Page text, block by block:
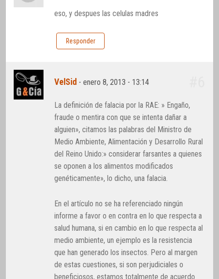
eso, y despues las celulas madres
Responder
VelSid -enero 8, 2013 - 13:14
La definición de falacia por la RAE: » Engaño,
fraude o mentira con que se intenta dañar a
alguien», citamos las palabras del Ministro de
Medio Ambiente, Alimentación y Desarrollo Rural
del Reino Unido:» considerar farsantes a quienes
se oponen a los alimentos modificados
genéticamente», lo dicho, una falacia.
En el artículo no se ha referenciado ningún
informe a favor o en contra en lo que respecta a
salud humana, si en cambio en lo que respecta al
medio ambiente, un ejemplo es la resistencia
que han generado los insectos. Pero al margen
de estas cuestiones, si son perjudiciales o
beneficiosos, estamos totalmente de acuerdo